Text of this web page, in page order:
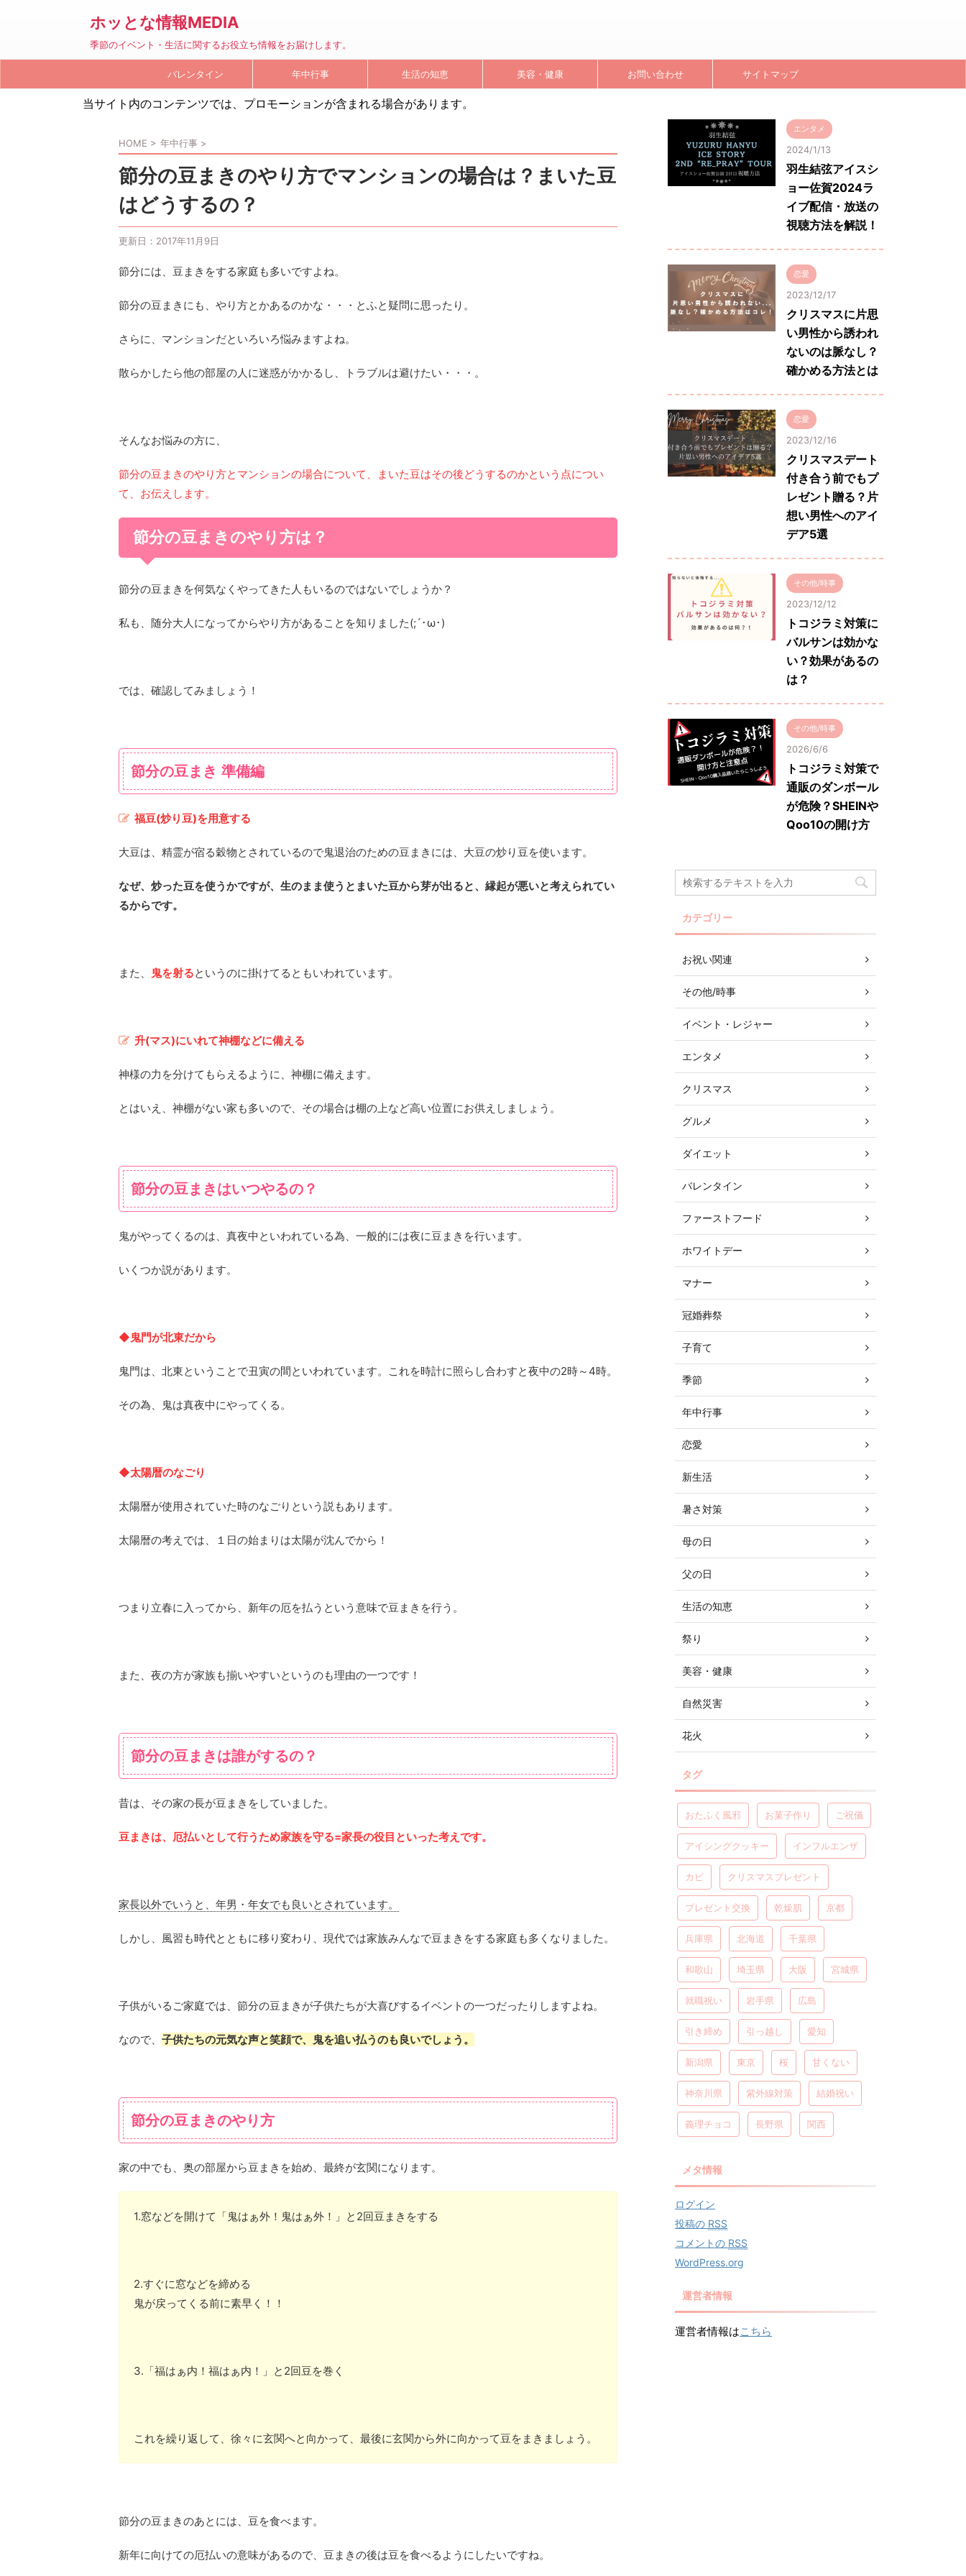
ホッとな情報MEDIA
季節のイベント・生活に関するお役立ち情報をお届けします。
バレンタイン 年中行事 生活の知恵 美容・健康 お問い合わせ サイトマップ
当サイト内のコンテンツでは、プロモーションが含まれる場合があります。
HOME > 年中行事 >
節分の豆まきのやり方でマンションの場合は？まいた豆
はどうするの？
更新日： 2017年11月9日
節分には、豆まきをする家庭も多いですよね。
節分の豆まきにも、やり方とかあるのかな・・・とふと疑問に思ったり。
さらに、マンションだといろいろ悩みますよね。
散らかしたら他の部屋の人に迷惑がかかるし、トラブルは避けたい・・・。
そんなお悩みの方に、
節分の豆まきのやり方とマンションの場合について、まいた豆はその後どうするのかという点につい
て、お伝えします。
節分の豆まきのやり方は？
節分の豆まきを何気なくやってきた人もいるのではないでしょうか？
私も、随分大人になってからやり方があることを知りました(;´･ω･)
では、確認してみましょう！
節分の豆まき 準備編
福豆(炒り豆)を用意する
大豆は、精霊が宿る穀物とされているので鬼退治のための豆まきには、大豆の炒り豆を使います。
なぜ、炒った豆を使うかですが、生のまま使うとまいた豆から芽が出ると、縁起が悪いと考えられてい
るからです。
また、 鬼を射るというのに掛けてるともいわれています。
升(マス)にいれて神棚などに備える
神様の力を分けてもらえるように、神棚に備えます。
とはいえ、神棚がない家も多いので、その場合は棚の上など高い位置にお供えしましょう。
節分の豆まきはいつやるの？
鬼がやってくるのは、真夜中といわれている為、一般的には夜に豆まきを行います。
いくつか説があります。
◆鬼門が北東だから
鬼門は、北東ということで丑寅の間といわれています。これを時計に照らし合わすと夜中の2時～4時。
その為、鬼は真夜中にやってくる。
◆太陽暦のなごり
太陽暦が使用されていた時のなごりという説もあります。
太陽暦の考えでは、１日の始まりは太陽が沈んでから！
つまり立春に入ってから、新年の厄を払うという意味で豆まきを行う。
また、夜の方が家族も揃いやすいというのも理由の一つです！
節分の豆まきは誰がするの？
昔は、その家の長が豆まきをしていました。
豆まきは、厄払いとして行うため家族を守る=家長の役目といった考えです。
家長以外でいうと、年男・年女でも良いとされています。
しかし、風習も時代とともに移り変わり、現代では家族みんなで豆まきをする家庭も多くなりました。
子供がいるご家庭では、節分の豆まきが子供たちが大喜びするイベントの一つだったりしますよね。
なので、 子供たちの元気な声と笑顔で、鬼を追い払うのも良いでしょう。
節分の豆まきのやり方
家の中でも、奥の部屋から豆まきを始め、最終が玄関になります。
1.窓などを開けて「鬼はぁ外！鬼はぁ外！」と2回豆まきをする
2.すぐに窓などを締める
鬼が戻ってくる前に素早く！！
3.「福はぁ内！福はぁ内！」と2回豆を巻く
これを繰り返して、徐々に玄関へと向かって、最後に玄関から外に向かって豆をまきましょう。
節分の豆まきのあとには、豆を食べます。
新年に向けての厄払いの意味があるので、豆まきの後は豆を食べるようにしたいですね。
エンタメ
2024/1/13
羽生結弦アイスシ
ョー佐賀2024ラ
イブ配信・放送の
視聴方法を解説！
恋愛
2023/12/17
クリスマスに片思
い男性から誘われ
ないのは脈なし？
確かめる方法とは
恋愛
2023/12/16
クリスマスデート
付き合う前でもプ
レゼント贈る？片
想い男性へのアイ
デア5選
その他/時事
2023/12/12
トコジラミ対策に
バルサンは効かな
い？効果があるの
は？
その他/時事
2026/6/6
トコジラミ対策で
通販のダンボール
が危険？SHEINや
Qoo10の開け方
カテゴリー
お祝い関連
その他/時事
イベント・レジャー
エンタメ
クリスマス
グルメ
ダイエット
バレンタイン
ファーストフード
ホワイトデー
マナー
冠婚葬祭
子育て
季節
年中行事
恋愛
新生活
暑さ対策
母の日
父の日
生活の知恵
祭り
美容・健康
自然災害
花火
タグ
おたふく風邪 お菓子作り ご祝儀
アイシングクッキー インフルエンザ
カビ クリスマスプレゼント
プレゼント交換 乾燥肌 京都
兵庫県 北海道 千葉県
和歌山 埼玉県 大阪 宮城県
就職祝い 岩手県 広島
引き締め 引っ越し 愛知
新潟県 東京 桜 甘くない
神奈川県 紫外線対策 結婚祝い
義理チョコ 長野県 関西
メタ情報
ログイン
投稿の RSS
コメントの RSS
WordPress.org
運営者情報
運営者情報はこちら